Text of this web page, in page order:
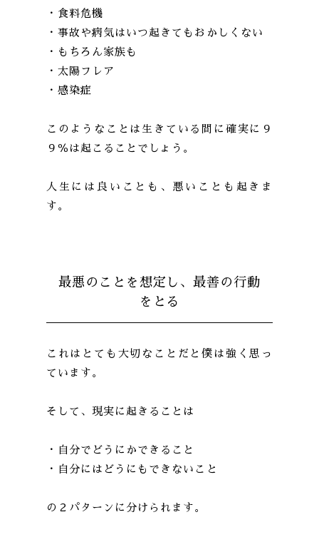
・食料危機
・事故や病気はいつ起きてもおかしくない
・もちろん家族も
・太陽フレア
・感染症
このようなことは生きている間に確実に９
９％は起こることでしょう。
人生には良いことも、悪いことも起きま
す。
最悪のことを想定し、最善の行動
をとる
これはとても大切なことだと僕は強く思っ
ています。
そして、現実に起きることは
・自分でどうにかできること
・自分にはどうにもできないこと
の２パターンに分けられます。